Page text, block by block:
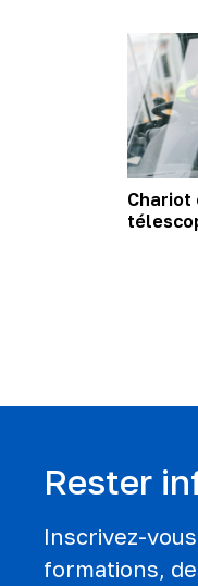
Chariot
Rester
Inscrivez-
formations,